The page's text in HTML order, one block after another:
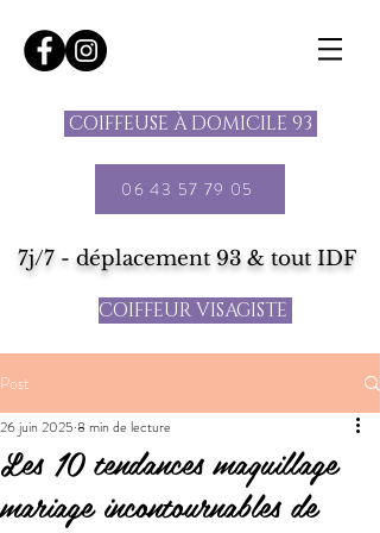
COIFFEUSE À DOMICILE 93
06 43 57 79 05
7j/7 - déplacement 93 & tout IDF
COIFFEUR VISAGISTE
Post
Les 10 tendances maquillage
mariage incontournables de
26 juin 2025 8 min de lecture